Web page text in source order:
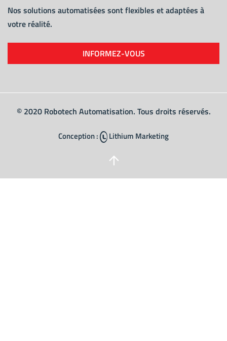
Nos solutions automatisées sont flexibles et adaptées à
votre réalité.
INFORMEZ-VOUS
© 2020 Robotech Automatisation. Tous droits réservés.
Conception : Lithium Marketing